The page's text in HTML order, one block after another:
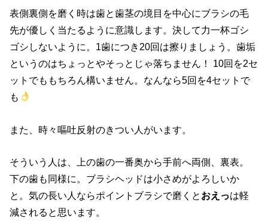
表側裏側を磨く時は歯と歯茎の境目を中心にブラシの毛
先が優しく当たるように意識します。決して力一杯ゴシ
ゴシしないように。1歯につき20回は擦りましょう。歯垢
というのはちょっとやそっとじゃ落ちません！ 10回を2セ
ットでももちろん構いません。なんなら5回を4セットで
も
また、時々嘔吐反射のきつい人がいます。
そういう人は、上の歯の一番奥から手前へ両側、裏表。
下の歯も同様に。ブラシヘッドは小さめがよろしいか
と。気の長い人ならポイントブラシで磨くと おえっは軽
減されると思います。